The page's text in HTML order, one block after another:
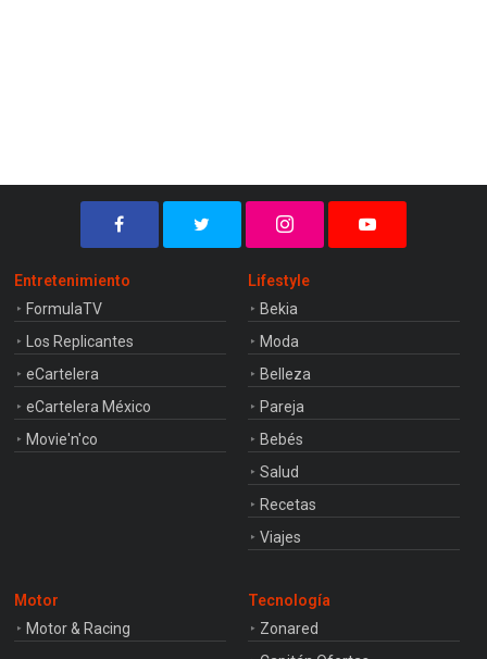
Entretenimiento
FormulaTV
Los Replicantes
eCartelera
eCartelera México
Movie'n'co
Lifestyle
Bekia
Moda
Belleza
Pareja
Bebés
Salud
Recetas
Viajes
Motor
Motor & Racing
Tecnología
Zonared